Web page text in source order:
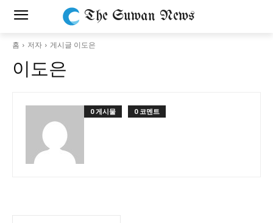
The Suwan News
홈 저자 게시글 이도은
이도은
0 게시물 0 코멘트